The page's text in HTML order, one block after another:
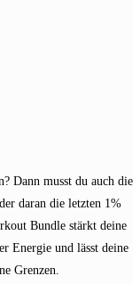
Dann musst du auch die
daran die letzten 1%
Bundle stärkt deine
Energie und lässt deine
Grenzen.